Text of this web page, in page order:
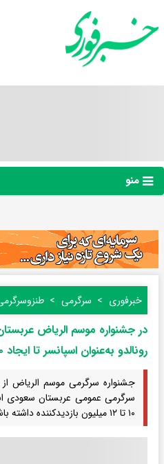
منو
خبرفوری سرگرمی
در جشنواره موسم الریاض
رونالدو به‌عنوان اسپانسر تا ایجاد ۲۰۰ هزار فرصت شغلی
جشنواره سرگرمی موسم الریاض
سرگرمی عمومی عربستان سعودی
۱۰ تا ۱۲ میلیون بازدیدکننده داشته باشد.